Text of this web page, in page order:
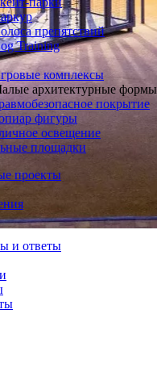
препятствий
Training
комплексы
архитектурные формы
покрытие
фигуры
освещение
площадки
проекты
и ответы